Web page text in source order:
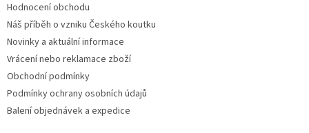
Hodnocení obchodu
Náš příběh o vzniku Českého koutku
Novinky a aktuální informace
Vrácení nebo reklamace zboží
Obchodní podmínky
Podmínky ochrany osobních údajů
Balení objednávek a expedice